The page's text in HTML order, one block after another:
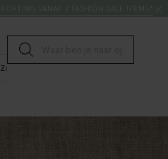
Submit search
Zoeken